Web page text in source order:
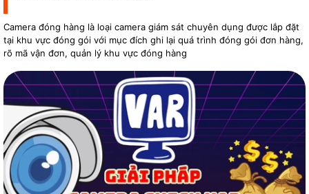
Camera đóng hàng là loại camera giám sát chuyên dụng được lắp đặt
tại khu vực đóng gói với mục đích ghi lại quá trình đóng gói đơn hàng,
rõ mã vận đơn, quản lý khu vực đóng hàng